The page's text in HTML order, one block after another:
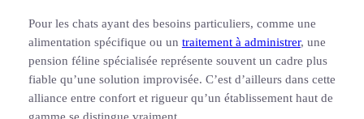
Pour les chats ayant des besoins particuliers, comme une
alimentation spécifique ou un traitement à administrer, une
pension féline spécialisée représente souvent un cadre plus
fiable qu’une solution improvisée. C’est d’ailleurs dans cette
alliance entre confort et rigueur qu’un établissement haut de
gamme se distingue vraiment.